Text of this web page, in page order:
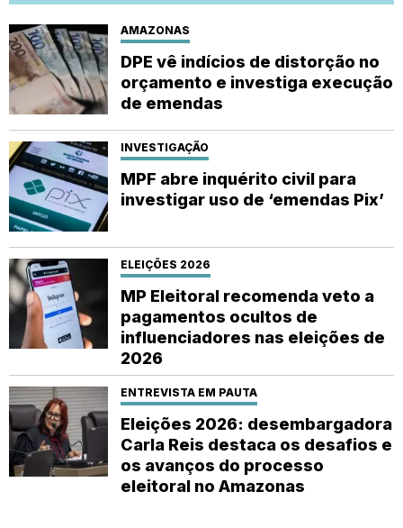
AMAZONAS
DPE vê indícios de distorção no
orçamento e investiga execução
de emendas
INVESTIGAÇÃO
MPF abre inquérito civil para
investigar uso de ‘emendas Pix’
ELEIÇÕES 2026
MP Eleitoral recomenda veto a
pagamentos ocultos de
influenciadores nas eleições de
2026
ENTREVISTA EM PAUTA
Eleições 2026: desembargadora
Carla Reis destaca os desafios e
os avanços do processo
eleitoral no Amazonas